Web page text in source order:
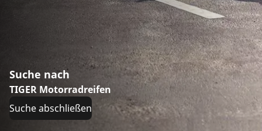
Suche nach
TIGER Motorradreifen
Suche abschließen